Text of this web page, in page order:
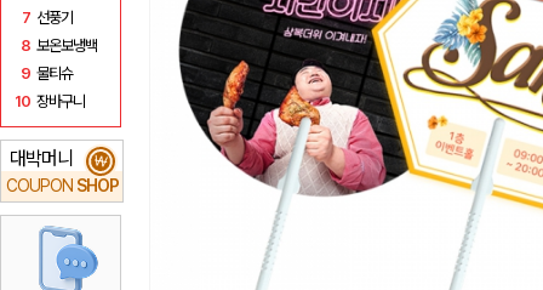
7 선풍기
8 보온보냉백
9 물티슈
10 장바구니
대박머니
COUPON SHOP
₩